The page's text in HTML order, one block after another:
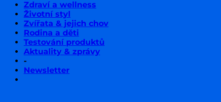
Zdraví a wellness
Životní styl
Zvířata & jejich chov
Rodina a děti
Testování produktů
Aktuality & zprávy
-
Newsletter